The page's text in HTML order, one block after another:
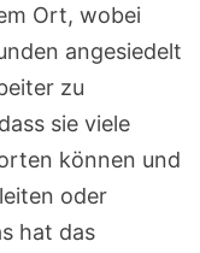
Ort, wobei
angesiedelt
zu
sie viele
können und
oder
hat das